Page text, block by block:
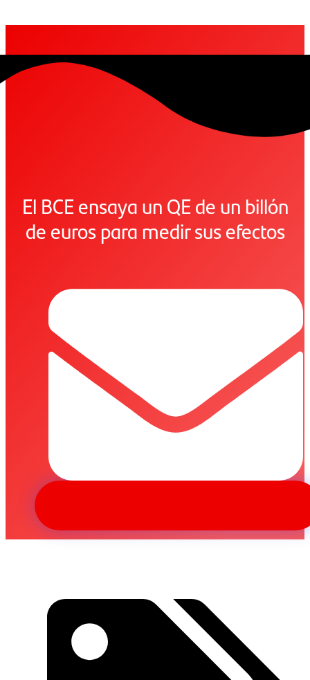
El BCE ensaya un QE de un billón
de euros para medir sus efectos